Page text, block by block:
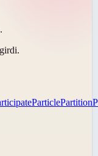
.
ParticlePartition